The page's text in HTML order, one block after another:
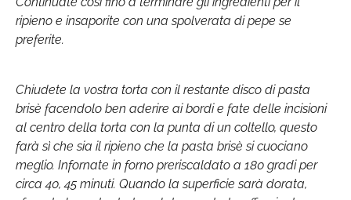
ripieno e insaporite con una spolverata di pepe se
preferite.
Chiudete la vostra torta con il restante disco di pasta
brisè facendolo ben aderire ai bordi e fate delle incisioni
al centro della torta con la punta di un coltello, questo
farà sì che sia il ripieno che la pasta brisè si cuociano
meglio. Infornate in forno preriscaldato a 180 gradi per
circa 40, 45 minuti. Quando la superficie sarà dorata,